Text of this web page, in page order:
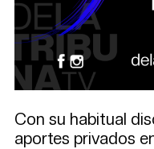
Con su habitual
aportes privados